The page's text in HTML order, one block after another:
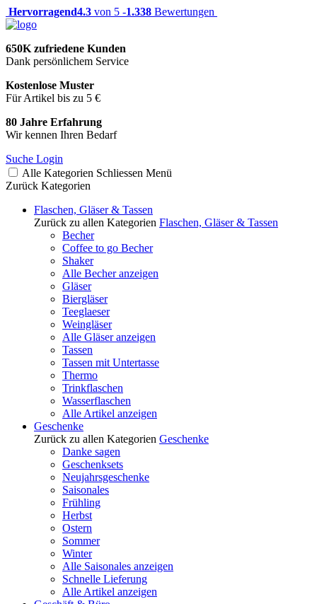
Hervorragend4.3 von 5 -1.338 Bewertungen
650K zufriedene Kunden
Dank persönlichem Service
Kostenlose Muster
Für Artikel bis zu 5 €
80 Jahre Erfahrung
Wir kennen Ihren Bedarf
Suche Login
Alle Kategorien Schliessen Menü
Zurück Kategorien
Flaschen, Gläser & Tassen
Zurück zu allen Kategorien Flaschen, Gläser & Tassen
Becher
Coffee to go Becher
Shaker
Alle Becher anzeigen
Gläser
Biergläser
Teeglaeser
Weingläser
Alle Gläser anzeigen
Tassen
Tassen mit Untertasse
Thermo
Trinkflaschen
Wasserflaschen
Alle Artikel anzeigen
Geschenke
Zurück zu allen Kategorien Geschenke
Danke sagen
Geschenksets
Neujahrsgeschenke
Saisonales
Frühling
Herbst
Ostern
Sommer
Winter
Alle Saisonales anzeigen
Schnelle Lieferung
Alle Artikel anzeigen